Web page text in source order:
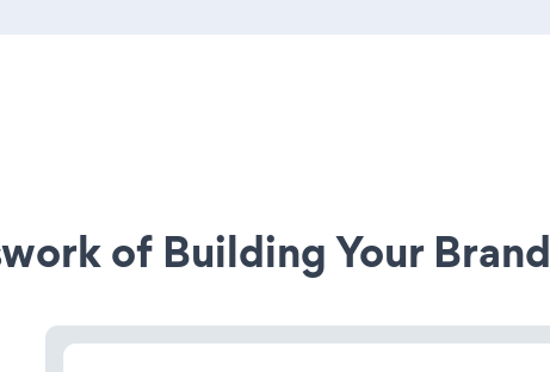
of Building Your Brand